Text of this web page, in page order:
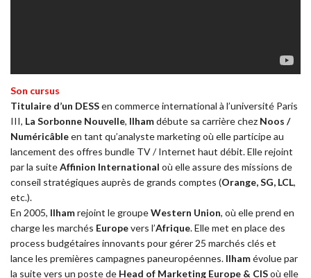
Son cursus
Titulaire d’un DESSen commerce international à l’université Paris
III, La Sorbonne Nouvelle, Ilhamdébute sa carrière chez Noos /
Numéricâbleen tant qu’analyste marketing où elle participe au
lancement des offres bundle TV / Internet haut débit. Elle rejoint
par la suiteAffinion International où elle assure des missions de
conseil stratégiques auprès de grands comptes (Orange, SG, LCL,
etc.).
En 2005, Ilhamrejoint le groupeWestern Union, où elle prend en
charge les marchés Europevers l’Afrique. Elle met en place des
process budgétaires innovants pour gérer 25 marchés clés et
lance les premières campagnes paneuropéennes. Ilhamévolue par
la suite vers un poste de Head of Marketing Europe & CISoù elle